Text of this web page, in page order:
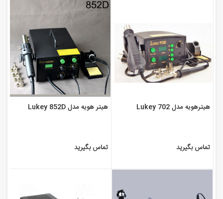
هیترهویه مدل Lukey 702
تماس بگیرید
هیتر هویه مدل Lukey 852D
تماس بگیرید